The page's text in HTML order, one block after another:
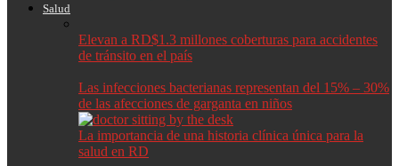
Salud
Elevan a RD$1.3 millones coberturas para accidentes
de tránsito en el país
Las infecciones bacterianas representan del 15% – 30%
de las afecciones de garganta en niños
La importancia de una historia clínica única para la
salud en RD